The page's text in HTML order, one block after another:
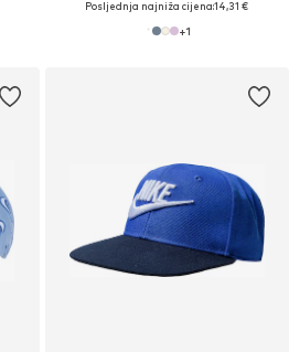
Posljednja najniža cijena:14,31 €
+1